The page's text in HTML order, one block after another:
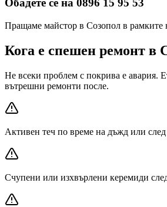
Обадете се на 0896 15 95 53
Пращаме майстор в Созопол в рамките
Кога е спешен ремонт в
Не всеки проблем с покрива е авария.
вътрешни ремонти после.
Активен теч по време на дъжд или
Счупени или изхвърлени керемиди